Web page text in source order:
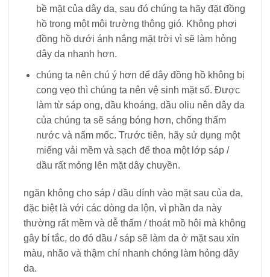
bề mặt của dây da, sau đó chúng ta hãy đặt đồng
hồ trong một môi trường thông gió. Không phơi
đồng hồ dưới ánh nắng mặt trời vì sẽ làm hỏng
dây da nhanh hơn.
chúng ta nên chú ý hơn để dây đồng hồ không bị
cong vẹo thì chúng ta nên vệ sinh mặt số. Được
làm từ sáp ong, dầu khoáng, dầu oliu nên dây da
của chúng ta sẽ sáng bóng hơn, chống thấm
nước và nấm mốc. Trước tiên, hãy sử dụng một
miếng vải mềm và sạch để thoa một lớp sáp /
dầu rất mỏng lên mặt dây chuyền.
ngăn không cho sáp / dầu dính vào mặt sau của da,
đặc biệt là với các dòng da lộn, vì phần da này
thường rất mềm và dễ thấm / thoát mồ hôi mà không
gây bí tắc, do đó dầu / sáp sẽ làm da ở mặt sau xỉn
màu, nhão và thậm chí nhanh chóng làm hỏng dây
da.